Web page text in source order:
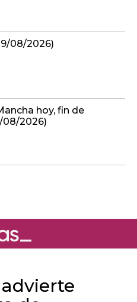
08/2026)
hoy, fin de
08/2026)